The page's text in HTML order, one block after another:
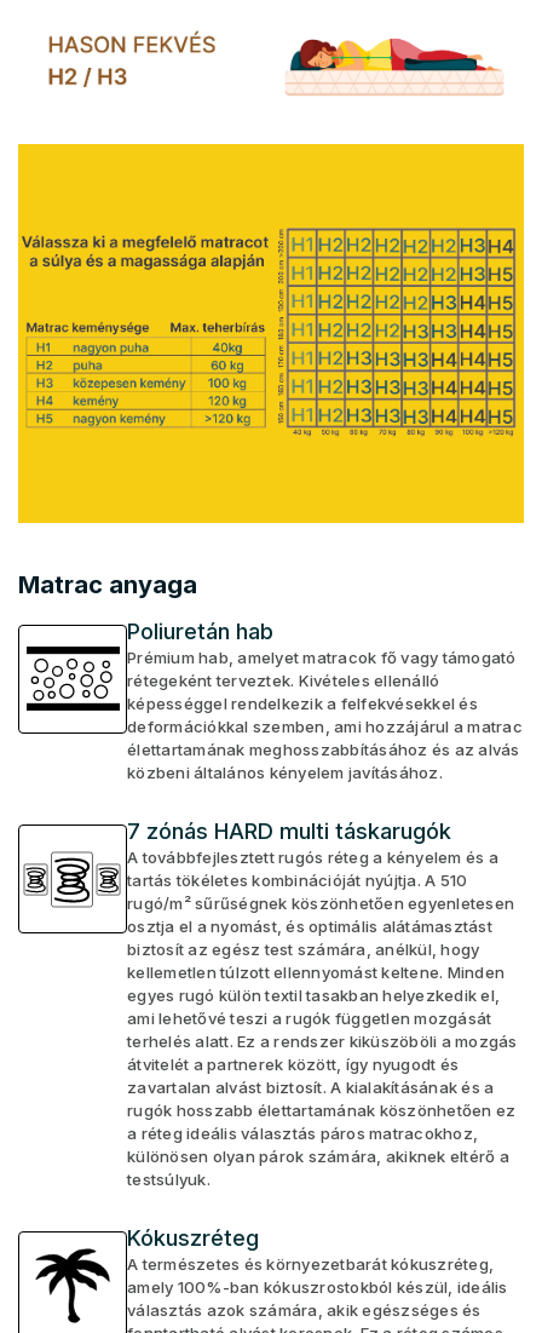
Matrac anyaga
Poliuretán hab
Prémium hab, amelyet matracok fő vagy támogató
rétegeként terveztek. Kivételes ellenálló
képességgel rendelkezik a felfekvésekkel és
deformációkkal szemben, ami hozzájárul a matrac
élettartamának meghosszabbításához és az alvás
közbeni általános kényelem javításához.
7 zónás HARD multi táskarugók
A továbbfejlesztett rugós réteg a kényelem és a
tartás tökéletes kombinációját nyújtja. A 510
rugó/m² sűrűségnek köszönhetően egyenletesen
osztja el a nyomást, és optimális alátámasztást
biztosít az egész test számára, anélkül, hogy
kellemetlen túlzott ellennyomást keltene. Minden
egyes rugó külön textil tasakban helyezkedik el,
ami lehetővé teszi a rugók független mozgását
terhelés alatt. Ez a rendszer kiküszöböli a mozgás
átvitelét a partnerek között, így nyugodt és
zavartalan alvást biztosít. A kialakításának és a
rugók hosszabb élettartamának köszönhetően ez
a réteg ideális választás páros matracokhoz,
különösen olyan párok számára, akiknek eltérő a
testsúlyuk.
Kókuszréteg
A természetes és környezetbarát kókuszréteg,
amely 100%-ban kókuszrostokból készül, ideális
választás azok számára, akik egészséges és